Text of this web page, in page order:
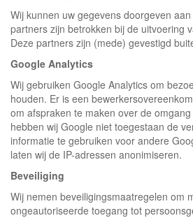
Wij kunnen uw gegevens doorgeven
partners zijn betrokken bij de uitvoering
Deze partners zijn (mede) gevestigd
Google Analytics
Wij gebruiken Google Analytics om
houden. Er is een
om afspraken te maken over de
hebben wij Google niet toegestaan de
informatie te gebruiken voor andere
laten wij de IP-adressen anonimiseren.
Beveiliging
Wij nemen beveiligingsmaatregelen om
ongeautoriseerde toegang tot